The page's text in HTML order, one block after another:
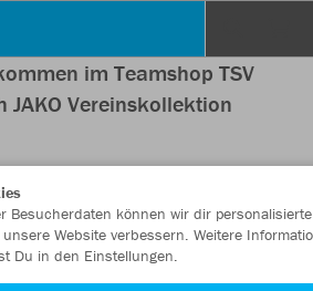
im Teamshop TSV
JAKO Vereinskollektion
Farbe
Besucherdaten können wir dir personalisierte
Website verbessern. Weitere
Du in den Einstellungen.